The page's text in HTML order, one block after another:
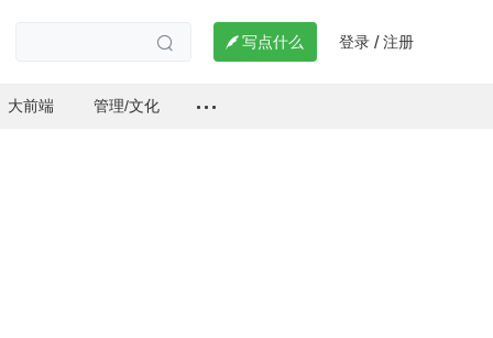
  写点什么 登录 / 注册
大前端 管理/文化